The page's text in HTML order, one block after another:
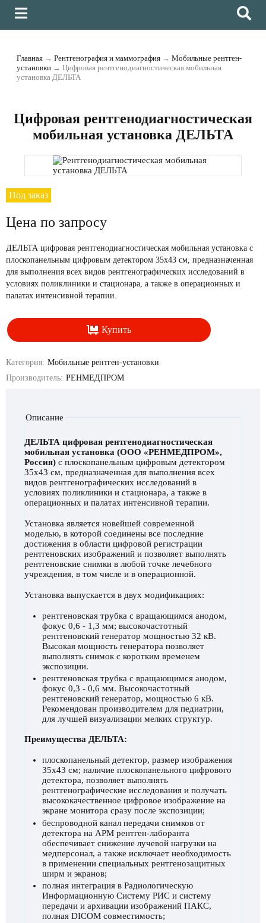
меню
Вы здесь
Главная → Рентгенография и маммография → Мобильные рентген-
установки → Цифровая рентгенодиагностическая мобильная
установка ДЕЛЬТА
Цифровая рентгенодиагностическая
мобильная установка ДЕЛЬТА
Под заказ
Цена по запросу
ДЕЛЬТА цифровая рентгенодиагностическая мобильная установка с
плоскопанельным цифровым детектором 35х43 см, предназначенная
для выполнения всех видов рентгенографических исследований в
условиях поликлиники и стационара, а также в операционных и
палатах интенсивной терапии.
Купить
Категория: Мобильные рентген-установки
Производитель: РЕНМЕДПРОМ
Вкладки
Описание
ДЕЛЬТА цифровая рентгенодиагностическая
мобильная установка (ООО «РЕНМЕДПРОМ»,
Россия) с плоскопанельным цифровым детектором
35х43 см, предназначенная для выполнения всех
видов рентгенографических исследований в
условиях поликлиники и стационара, а также в
операционных и палатах интенсивной терапии.
Установка является новейшей современной
моделью, в которой соединены все последние
достижения в области цифровой регистрации
рентгеновских изображений и позволяет выполнять
рентгеновские снимки в любой точке лечебного
учреждения, в том числе и в операционной.
Установка выпускается в двух модификациях:
рентгеновская трубка с вращающимся анодом,
фокус 0,6 - 1,3 мм; высокочастотный
рентгеновский генератор мощностью 32 кВ.
Высокая мощность генератора позволяет
выполнять снимок с коротким временем
экспозиции.
рентгеновская трубка с вращающимся анодом,
фокус 0,3 - 0,6 мм. Высокочастотный
рентгеновский генератор, мощностью 6 кВ.
Рекомендован производителем для педиатрии,
для лучшей визуализации мелких структур.
Преимущества ДЕЛЬТА:
плоскопанельный детектор, размер изображения
35х43 см; наличие плоскопанельного цифрового
детектора, позволяет выполнять
рентгенографические исследования и получать
высококачественное цифровое изображение на
экране монитора сразу после экспозиции;
беспроводной канал передачи снимков от
детектора на АРМ рентген-лаборанта
обеспечивает снижение лучевой нагрузки на
медперсонал, а также исключает необходимость
в применении специальных рентгенозащитных
ширм и экранов;
полная интеграция в Радиологическую
Информационную Систему РИС и систему
передачи и архивации изображений ПАКС,
полная DICOM совместимость;